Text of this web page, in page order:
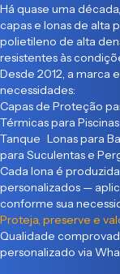
Há quase uma
capas e lonas de alta
polietileno de alta
resistentes às
Desde 2012, a marca
necessidades:
Capas de Proteção
Térmicas para
Tanque Lonas para
para Suculentas e
Cada lona é
personalizados —
conforme sua
Proteja, preserve e
Qualidade
personalizado via